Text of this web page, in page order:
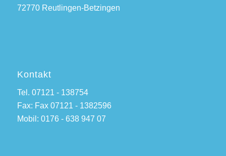
72770 Reutlingen-Betzingen
Kontakt
Tel. 07121 - 138754
Fax: Fax 07121 - 1382596
Mobil: 0176 - 638 947 07